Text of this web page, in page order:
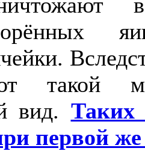
такой
вид. Таких
первой